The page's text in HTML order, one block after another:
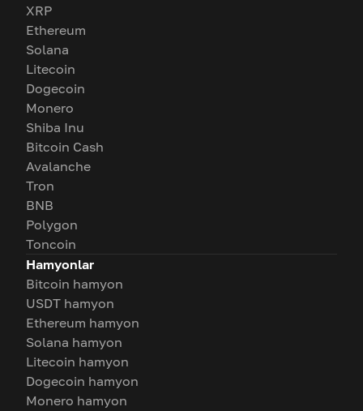
XRP
Ethereum
Solana
Litecoin
Dogecoin
Monero
Shiba Inu
Bitcoin Cash
Avalanche
Tron
BNB
Polygon
Toncoin
Hamyonlar
Bitcoin hamyon
USDT hamyon
Ethereum hamyon
Solana hamyon
Litecoin hamyon
Dogecoin hamyon
Monero hamyon